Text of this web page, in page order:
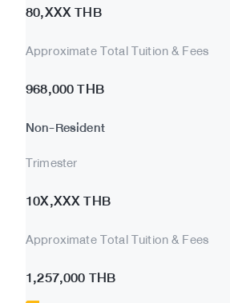
80,XXX THB
Approximate Total Tuition & Fees
968,000 THB
Non-Resident
Trimester
10X,XXX THB
Approximate Total Tuition & Fees
1,257,000 THB